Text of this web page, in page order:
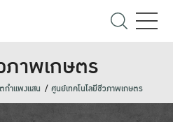
ภาพเกษตร
กำแพงแสน ศูนย์เทคโนโลยีชีวภาพเกษตร